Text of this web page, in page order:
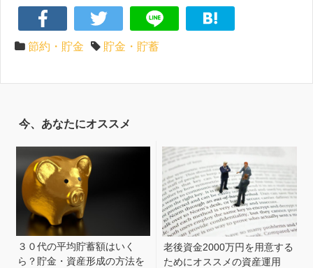
節約・貯金 貯金・貯蓄
今、あなたにオススメ
３０代の平均貯蓄額はいく
ら？貯金・資産形成の方法を
老後資金2000万円を用意する
ためにオススメの資産運用